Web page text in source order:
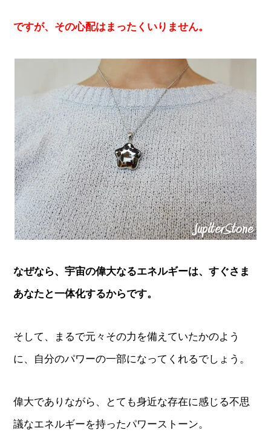
ですが、その心配はまったくいりません。
なぜなら、宇宙の偉大なるエネルギーは、すぐさま
あなたと一体化するからです。
そして、まるで元々その力を備えていたかのよう
に、自分のパワーの一部になってくれるでしょう。
偉大でありながら、とても身近な存在に感じる不思
議なエネルギーを持ったパワーストーン。